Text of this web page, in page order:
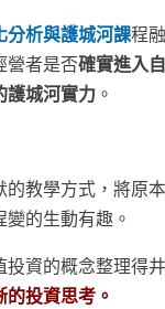
分析與護城河課程
營者是否確實進入
護城河實力 。
的教學方式，將原
的生動有趣。
投資的概念整理得
投資思考。